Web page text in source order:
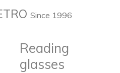
Since 1996
Reading
glasses